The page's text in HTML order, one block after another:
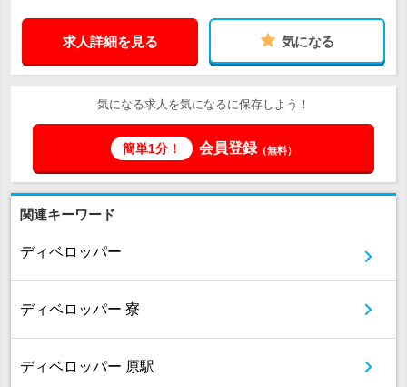
求人詳細を見る 気になる
気になる求人を気になるに保存しよう！
簡単1分！ 会員登録（無料）
関連キーワード
ディベロッパー
ディベロッパー 寮
ディベロッパー 原駅